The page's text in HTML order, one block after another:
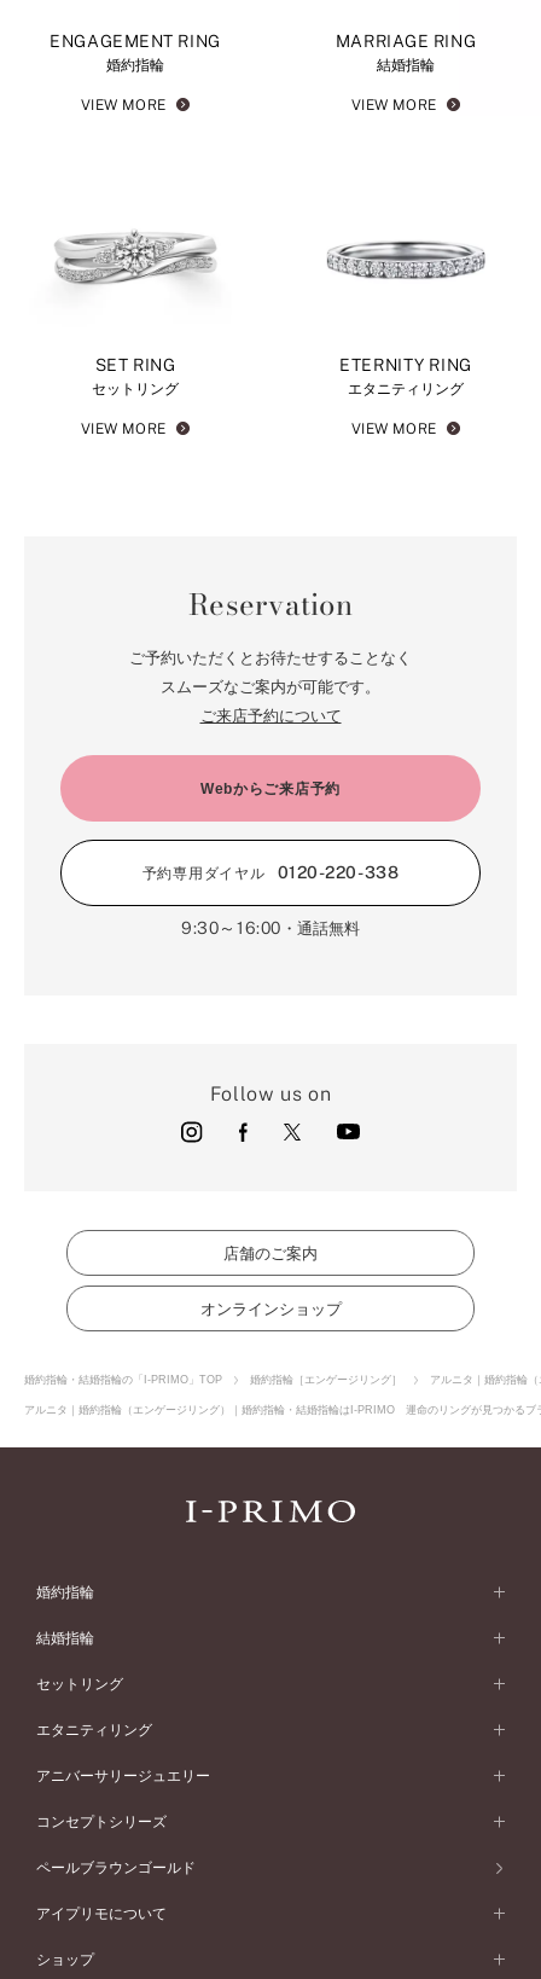
ENGAGEMENT RING
婚約指輪
VIEW MORE
MARRIAGE RING
結婚指輪
VIEW MORE
SET RING
セットリング
VIEW MORE
ETERNITY RING
エタニティリング
VIEW MORE
Reservation
ご予約いただくとお待たせすることなく
スムーズなご案内が可能です。
ご来店予約について
Webからご来店予約
予約専用ダイヤル 0120-220-338
9:30～16:00 ・通話無料
Follow us on
店舗のご案内
オンラインショップ
婚約指輪・結婚指輪の「I-PRIMO」TOP 婚約指輪［エンゲージリング］ アルニタ｜婚約指輪
アルニタ｜婚約指輪（エンゲージリング）｜婚約指輪・結婚指輪はI-PRIMO 運命のリングが見つかる
婚約指輪
婚約指輪 (エンゲージリング)
婚約指輪一覧
ピンクゴールド
ペールブラウンゴールド
ウェーブライン
V字ライン
ワンサイドメレ
ダブルサイドメレ
フェミニン
モード
50万円台～
40万円台～
婚約指輪 人気ランキング
結婚指輪
結婚指輪 (マリッジリング)
結婚指輪一覧
ピンクゴールド
ペールブラウンゴールド
ウェーブライン
V字ライン
ワンメレ
セベラルメレ
フェミニン
50万円～
セットリング
セットリング
セットリング一覧
ピンクゴールド
ペールブラウンゴールド
エタニティリング
エタニティリング
エタニティリング一覧
ピンクゴールド
アニバーサリージュエリー
アニバーサリージュエリー
アニバーサリージュエリー一覧
ファッションリング
コンセプトシリーズ
コンセプトシリーズ
オリジンビリーフ
ペールブラウンゴールド
アイプリモについて
アイプリモについて
ショップ